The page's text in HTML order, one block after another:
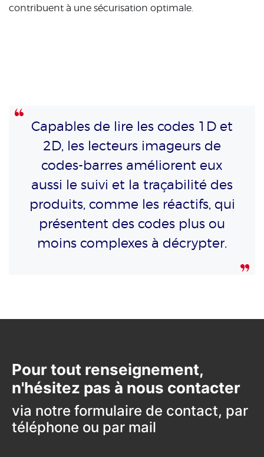
contribuent à une sécurisation optimale.
Capables de lire les codes 1D et
2D, les lecteurs imageurs de
codes-barres améliorent eux
aussi le suivi et la traçabilité des
produits, comme les réactifs, qui
présentent des codes plus ou
moins complexes à décrypter.
Pour tout renseignement,
n'hésitez pas à nous contacter
via notre formulaire de contact, par
téléphone ou par mail